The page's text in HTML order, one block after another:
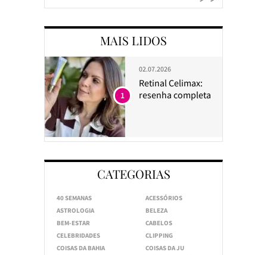
MAIS LIDOS
02.07.2026
Retinal Celimax:
resenha completa
1
CATEGORIAS
40 SEMANAS
ACESSÓRIOS
ASTROLOGIA
BELEZA
BEM-ESTAR
CABELOS
CELEBRIDADES
CLIPPING
COISAS DA BAHIA
COISAS DA JU